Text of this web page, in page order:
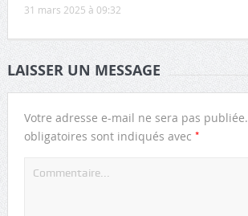
31 mars 2025 à 09:32
LAISSER UN MESSAGE
Votre adresse e-mail ne sera pas publiée.
obligatoires sont indiqués avec *